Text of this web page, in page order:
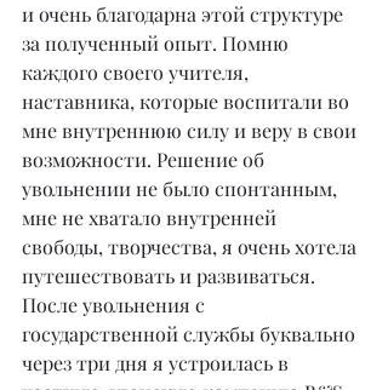
и очень благодарна этой структуре
за полученный опыт. Помню
каждого своего учителя,
наставника, которые воспитали во
мне внутреннюю силу и веру в свои
возможности. Решение об
увольнении не было спонтанным,
мне не хватало внутренней
свободы, творчества, я очень хотела
путешествовать и развиваться.
После увольнения с
государственной службы буквально
через три дня я устроилась в